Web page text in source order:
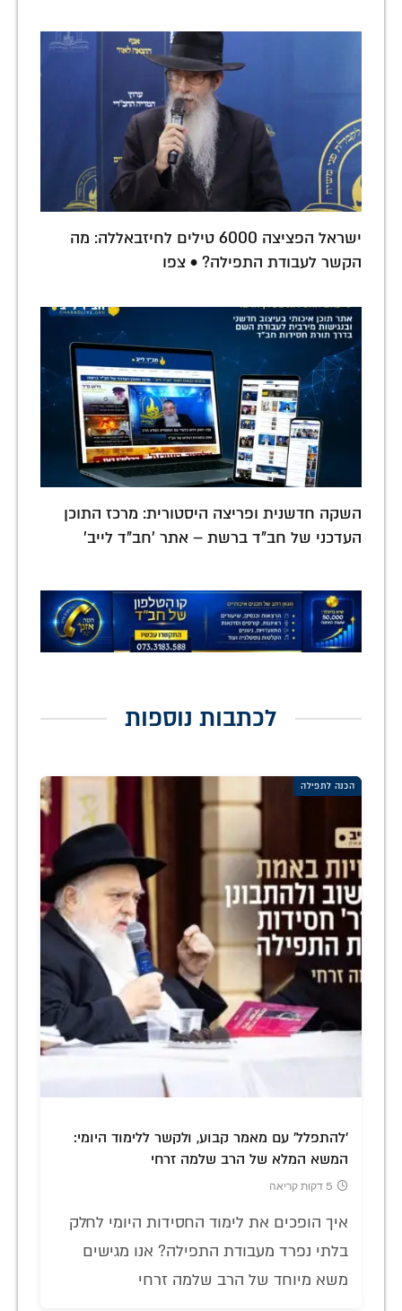
ישראל הפציצה 6000 טילים לחיזבאללה: מה
הקשר לעבודת התפילה? • צפו
השקה חדשנית ופריצה היסטורית: מרכז התוכן
העדכני של חב"ד ברשת – אתר 'חב"ד לייב'
לכתבות נוספות
הכנה לתפילה
'להתפלל' עם מאמר קבוע, ולקשר ללימוד היומי:
המשא המלא של הרב שלמה זרחי
5 דקות קריאה
איך הופכים את לימוד החסידות היומי לחלק
בלתי נפרד מעבודת התפילה? אנו מגישים
משא מיוחד של הרב שלמה זרחי